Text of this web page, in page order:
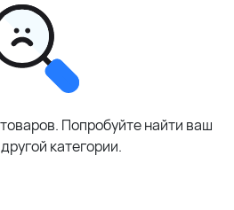
Попробуйте найти ваш
категории.